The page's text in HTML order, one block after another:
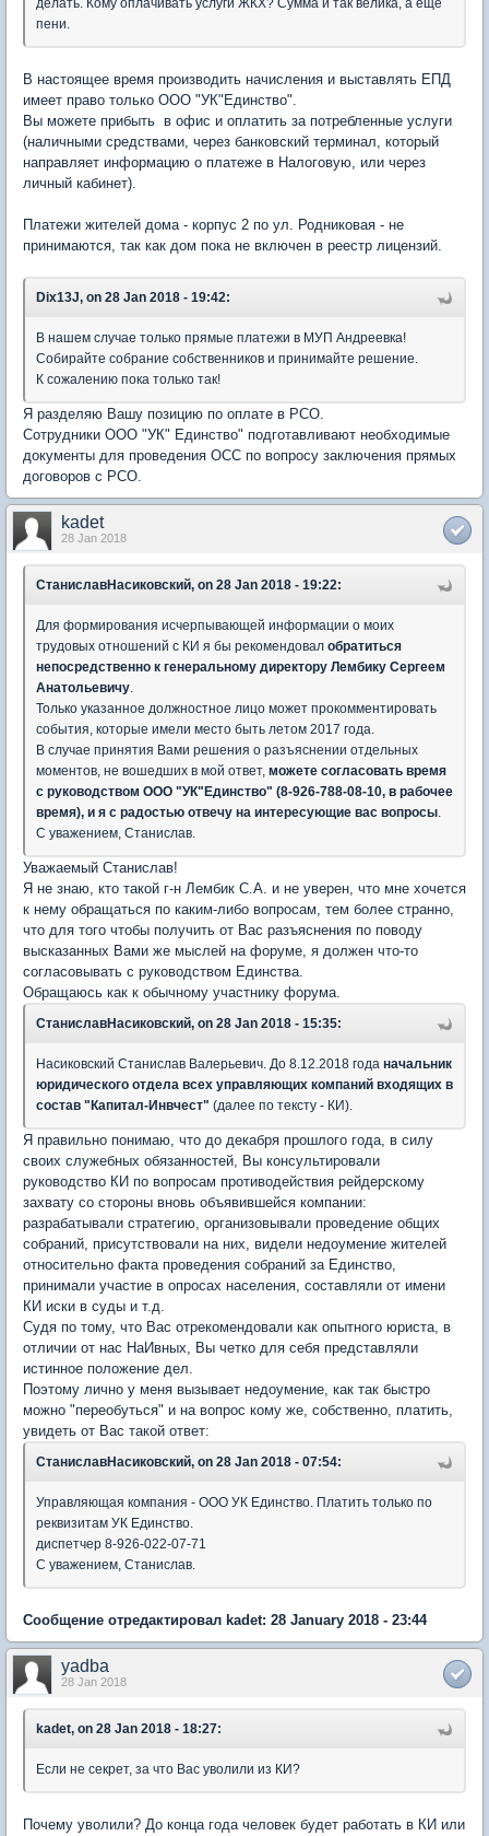
делать. Кому оплачивать услуги ЖКХ? Сумма и так велика, а ещё
пени.
В настоящее время производить начисления и выставлять ЕПД
имеет право только ООО "УК"Единство".
Вы можете прибыть в офис и оплатить за потребленные услуги
(наличными средствами, через банковский терминал, который
направляет информацию о платеже в Налоговую, или через
личный кабинет).
Платежи жителей дома - корпус 2 по ул. Родниковая - не
принимаются, так как дом пока не включен в реестр лицензий.
Dix13J, on 28 Jan 2018 - 19:42:
В нашем случае только прямые платежи в МУП Андреевка!
Собирайте собрание собственников и принимайте решение.
К сожалению пока только так!
Я разделяю Вашу позицию по оплате в РСО.
Сотрудники ООО "УК" Единство" подготавливают необходимые
документы для проведения ОСС по вопросу заключения прямых
договоров с РСО.
kadet
28 Jan 2018
СтаниславНасиковский, on 28 Jan 2018 - 19:22:
Для формирования исчерпывающей информации о моих
трудовых отношений с КИ я бы рекомендовал обратиться
непосредственно к генеральному директору Лембику Сергеем
Анатольевичу.
Только указанное должностное лицо может прокомментировать
события, которые имели место быть летом 2017 года.
В случае принятия Вами решения о разъяснении отдельных
моментов, не вошедших в мой ответ, можете согласовать время
с руководством ООО "УК"Единство" (8-926-788-08-10, в рабочее
время), и я с радостью отвечу на интересующие вас вопросы.
С уважением, Станислав.
Уважаемый Станислав!
Я не знаю, кто такой г-н Лембик С.А. и не уверен, что мне хочется
к нему обращаться по каким-либо вопросам, тем более странно,
что для того чтобы получить от Вас разъяснения по поводу
высказанных Вами же мыслей на форуме, я должен что-то
согласовывать с руководством Единства.
Обращаюсь как к обычному участнику форума.
СтаниславНасиковский, on 28 Jan 2018 - 15:35:
Насиковский Станислав Валерьевич. До 8.12.2018 года начальник
юридического отдела всех управляющих компаний входящих в
состав "Капитал-Инвчест" (далее по тексту - КИ).
Я правильно понимаю, что до декабря прошлого года, в силу
своих служебных обязанностей, Вы консультировали
руководство КИ по вопросам противодействия рейдерскому
захвату со стороны вновь объявившейся компании:
разрабатывали стратегию, организовывали проведение общих
собраний, присутствовали на них, видели недоумение жителей
относительно факта проведения собраний за Единство,
принимали участие в опросах населения, составляли от имени
КИ иски в суды и т.д.
Судя по тому, что Вас отрекомендовали как опытного юриста, в
отличии от нас НаИвных, Вы четко для себя представляли
истинное положение дел.
Поэтому лично у меня вызывает недоумение, как так быстро
можно "переобуться" и на вопрос кому же, собственно, платить,
увидеть от Вас такой ответ:
СтаниславНасиковский, on 28 Jan 2018 - 07:54:
Управляющая компания - ООО УК Единство. Платить только по
реквизитам УК Единство.
диспетчер 8-926-022-07-71
С уважением, Станислав.
Сообщение отредактировал kadet: 28 January 2018 - 23:44
yadba
28 Jan 2018
kadet, on 28 Jan 2018 - 18:27:
Если не секрет, за что Вас уволили из КИ?
Почему уволили? До конца года человек будет работать в КИ или